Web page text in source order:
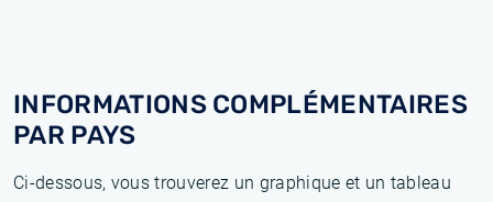
INFORMATIONS COMPLÉMENTAIRES
PAR PAYS
Ci-dessous, vous trouverez un graphique et un tableau